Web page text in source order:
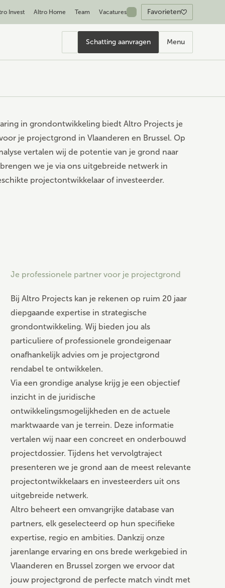
Invest Altro Home Team Vacatures Favorieten
Schatting aanvragen Menu
in grondontwikkeling biedt Altro Projects je
je projectgrond in Vlaanderen en Brussel. Op
vertalen wij de potentie van je grond naar
we je via ons uitgebreide netwerk in
projectontwikkelaar of investeerder.
Je professionele partner voor je projectgrond
BijAltro Projects kan je rekenen op ruim 20 jaar
diepgaande expertise in strategische
grondontwikkeling. Wij bieden jou als
particuliere of professionele grondeigenaar
onafhankelijk advies om je projectgrond
rendabel te ontwikkelen.
Via een grondige analyse krijg je een objectief
inzicht in de juridische
ontwikkelingsmogelijkheden en de actuele
marktwaarde van je terrein. Deze informatie
vertalen wij naar een concreet en onderbouwd
projectdossier. Tijdens het vervolgtraject
presenteren we je grond aan de meest relevante
projectontwikkelaars en investeerders uit ons
uitgebreide netwerk.
Altro beheert een omvangrijke database van
partners, elk geselecteerd op hun specifieke
expertise, regio en ambities. Dankzij onze
jarenlange ervaring en ons brede werkgebied in
Vlaanderen en Brussel zorgen we ervoor dat
jouw projectgrond de perfecte match vindt met